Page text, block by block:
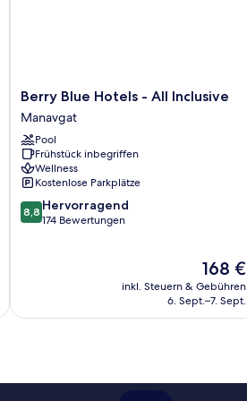
Berry
Blue
Hotels
-
All
Inclusive
Manavgat
Berry Blue Hotels - All Inclusive
Manavgat
Pool
Frühstück inbegriffen
Wellness
Kostenlose Parkplätze
8.8
von
8,8 Hervorragend
174 Bewertungen
Der
Preis
beträgt
168 €
inkl. Steuern & Gebühren
6. Sept.–7. Sept.